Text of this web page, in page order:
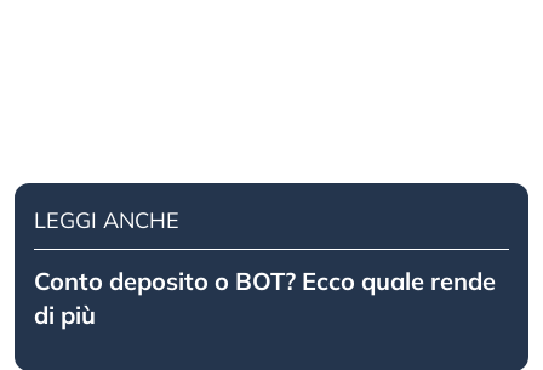
LEGGI ANCHE
Conto deposito o BOT? Ecco quale rende
di più